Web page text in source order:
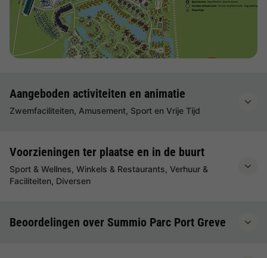
Aangeboden activiteiten en animatie
Zwemfaciliteiten, Amusement, Sport en Vrije Tijd
Voorzieningen ter plaatse en in de buurt
Sport & Wellnes, Winkels & Restaurants, Verhuur &
Faciliteiten, Diversen
Beoordelingen over Summio Parc Port Greve